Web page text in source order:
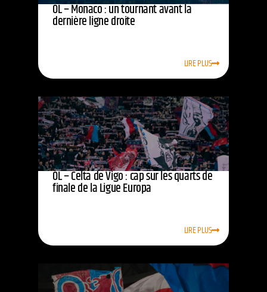
OL – Monaco : un tournant avant la
dernière ligne droite
LIRE PLUS
OL – Celta de Vigo : cap sur les quarts de
finale de la Ligue Europa
LIRE PLUS